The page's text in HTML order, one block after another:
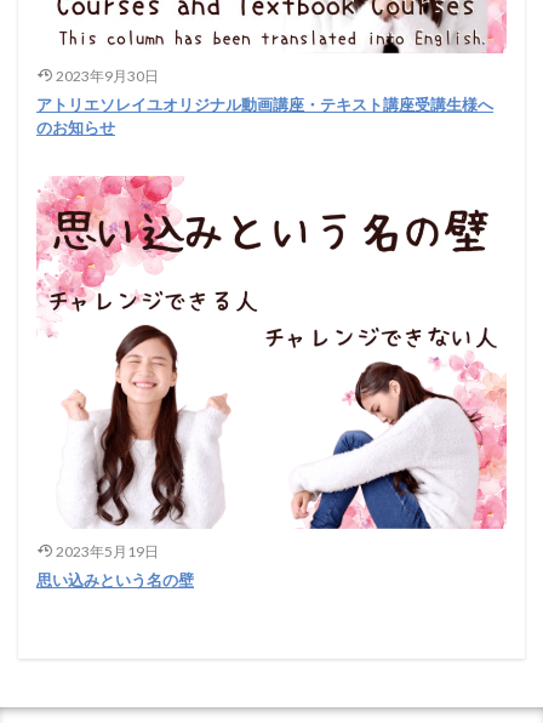
2023年9月30日
アトリエソレイユオリジナル動画講座・テキスト講座受講生様へ
のお知らせ
2023年5月19日
思い込みという名の壁